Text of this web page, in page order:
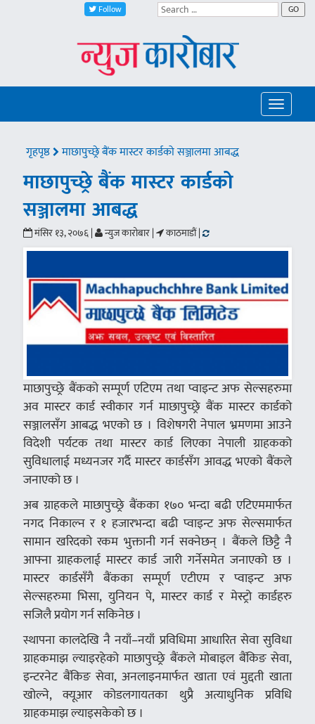
Follow GO
Toggle
गृहपृष्ठ माछापुच्छ्रे बैंक मास्टर कार्डको सञ्जालमा आबद्ध
माछापुच्छ्रे बैंक मास्टर कार्डको
सञ्जालमा आबद्ध
मंसिर १३, २०७६ | न्युज कारोबार | काठमाडौं |
माछापुच्छ्रे बैंकको सम्पूर्ण एटिएम तथा प्वाइन्ट अफ सेल्सहरुमा
अव मास्टर कार्ड स्वीकार गर्न माछापुच्छ्रे बैंक मास्टर कार्डको
सञ्जालसँग आबद्ध भएको छ । विशेषगरी नेपाल भ्रमणमा आउने
विदेशी पर्यटक तथा मास्टर कार्ड लिएका नेपाली ग्राहकको
सुविधालाई मध्यनजर गर्दै मास्टर कार्डसँग आवद्ध भएको बैंकले
जनाएको छ ।
अब ग्राहकले माछापुच्छ्रे बैंकका १७० भन्दा बढी एटिएममार्फत
नगद निकाल्न र १ हजारभन्दा बढी प्वाइन्ट अफ सेल्समार्फत
सामान खरिदको रकम भुक्तानी गर्न सक्नेछन् । बैंकले छिट्टै नै
आफ्ना ग्राहकलाई मास्टर कार्ड जारी गर्नेसमेत जनाएको छ ।
मास्टर कार्डसँगै बैंकका सम्पूर्ण एटीएम र प्वाइन्ट अफ
सेल्सहरुमा भिसा, युनियन पे, मास्टर कार्ड र मेस्ट्रो कार्डहरु
सजिलै प्रयोग गर्न सकिनेछ ।
स्थापना कालदेखि नै नयाँ–नयाँ प्रविधिमा आधारित सेवा सुविधा
ग्राहकमाझ ल्याइरहेको माछापुच्छ्रे बैंकले मोबाइल बैंकिङ सेवा,
इन्टरनेट बैंकिङ सेवा, अनलाइनमार्फत खाता एवं मुद्दती खाता
खोल्ने, क्यूआर कोडलगायतका थुप्रै अत्याधुनिक प्रविधि
ग्राहकमाझ ल्याइसकेको छ ।